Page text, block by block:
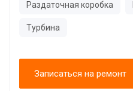
Раздаточная коробка
Турбина
Записаться на ремонт